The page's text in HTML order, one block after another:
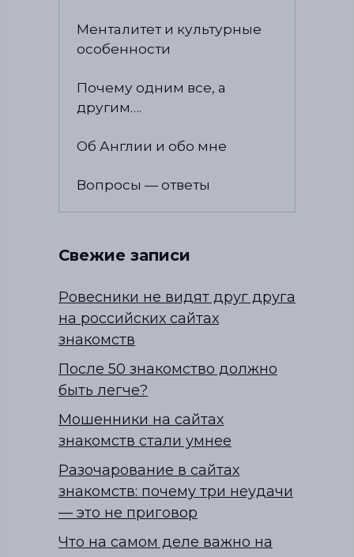
Менталитет и культурные
особенности
Почему одним все, а
другим….
Об Англии и обо мне
Вопросы — ответы
Свежие записи
Ровесники не видят друг друга
на российских сайтах
знакомств
После 50 знакомство должно
быть легче?
Мошенники на сайтах
знакомств стали умнее
Разочарование в сайтах
знакомств: почему три неудачи
— это не приговор
Что на самом деле важно на